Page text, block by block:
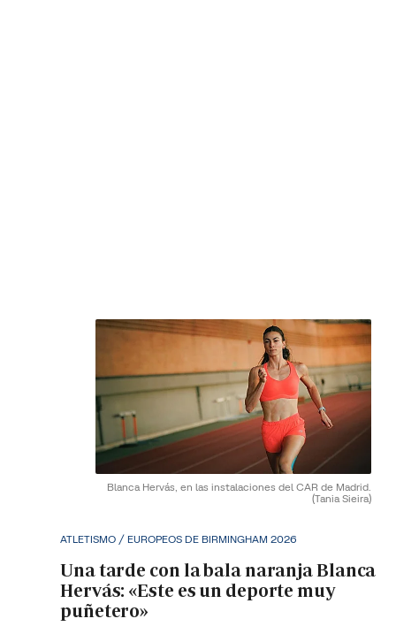
Blanca Hervás, en las instalaciones del CAR de Madrid.
(Tania Sieira)
ATLETISMO / EUROPEOS DE BIRMINGHAM 2026
Una tarde con la bala naranja Blanca
Hervás: «Este es un deporte muy
puñetero»